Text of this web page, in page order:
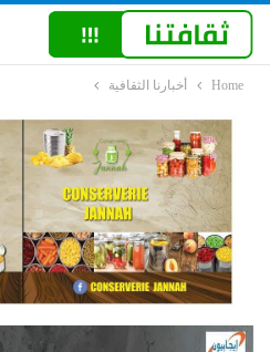
Home أخبارنا الثقافية